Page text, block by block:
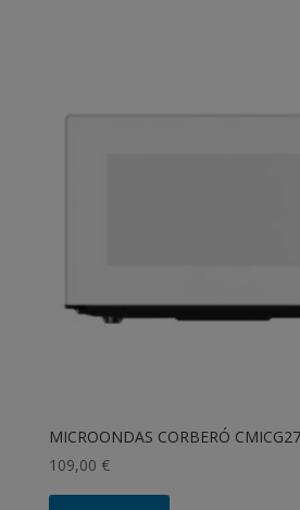
MICROONDAS CORBERÓ
109,00 €